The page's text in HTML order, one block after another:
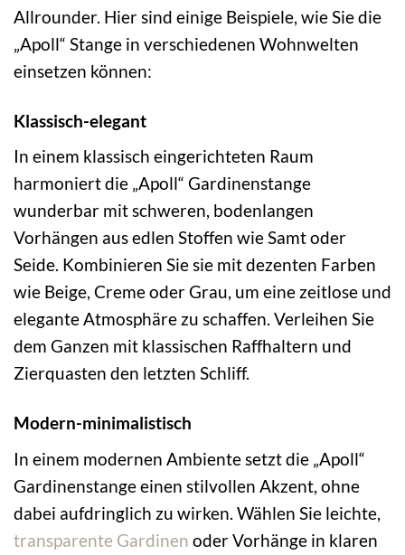
Allrounder. Hier sind einige Beispiele, wie Sie die
„Apoll“ Stange in verschiedenen Wohnwelten
einsetzen können:
Klassisch-elegant
In einem klassisch eingerichteten Raum
harmoniert die „Apoll“ Gardinenstange
wunderbar mit schweren, bodenlangen
Vorhängen aus edlen Stoffen wie Samt oder
Seide. Kombinieren Sie sie mit dezenten Farben
wie Beige, Creme oder Grau, um eine zeitlose und
elegante Atmosphäre zu schaffen. Verleihen Sie
dem Ganzen mit klassischen Raffhaltern und
Zierquasten den letzten Schliff.
Modern-minimalistisch
In einem modernen Ambiente setzt die „Apoll“
Gardinenstange einen stilvollen Akzent, ohne
dabei aufdringlich zu wirken. Wählen Sie leichte,
transparente Gardinen oder Vorhänge in klaren